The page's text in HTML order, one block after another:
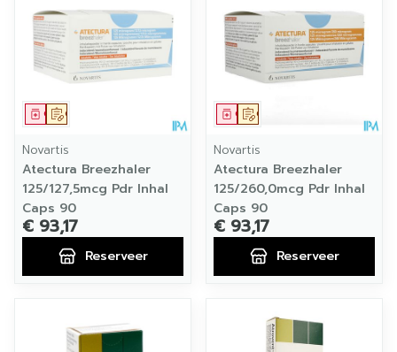
Op voorschrift
Geneesmiddel
Novartis
Atectura Breezhaler
125/127,5mcg Pdr Inhal
Caps 90
€ 93,17
Reserveer
Op voorschrift
Geneesmiddel
Novartis
Atectura Breezhaler
125/260,0mcg Pdr Inhal
Caps 90
€ 93,17
Reserveer